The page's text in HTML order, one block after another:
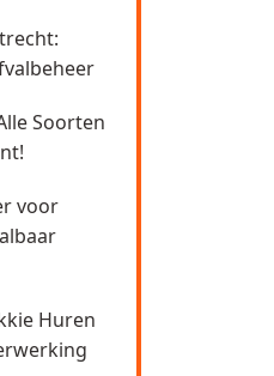
Soorten
voor
Huren